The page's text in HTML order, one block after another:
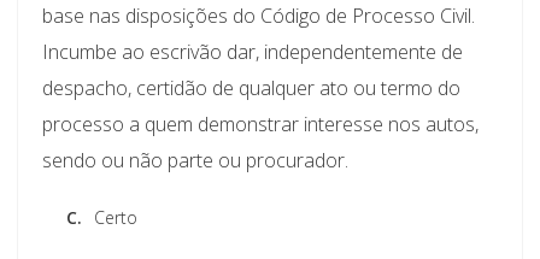
base nas disposições do Código de Processo Civil.
Incumbe ao escrivão dar, independentemente de
despacho, certidão de qualquer ato ou termo do
processo a quem demonstrar interesse nos autos,
sendo ou não parte ou procurador.
C. Certo